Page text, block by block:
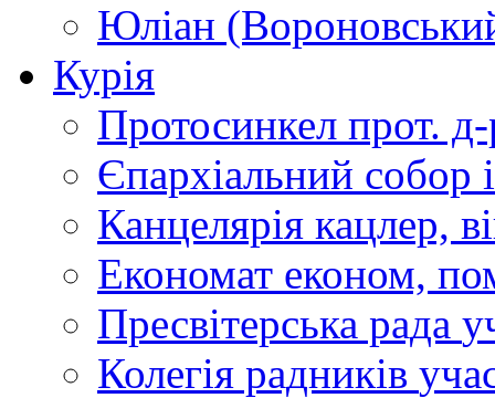
Юліан
Курія
Протосинкел прот.
Єпархіальний собор
Канцелярія кацлер,
Економат економ,
Пресвітерська рада
Колегія радників